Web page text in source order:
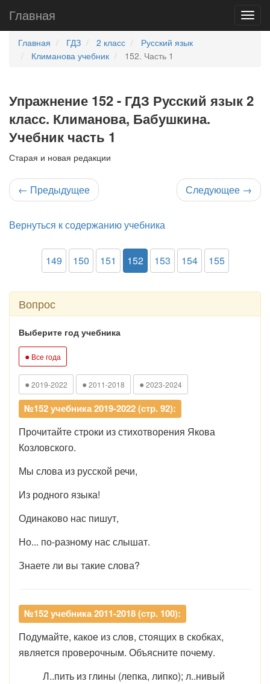
Главная
Главная ГДЗ 2 класс
Русский язык
Климанова учебник
152. Часть 1
Упражнение 152 - ГДЗ Русский язык 2
класс. Климанова, Бабушкина.
Учебник часть 1
Старая и новая редакции
← Предыдущее Следующее →
Вернуться к содержанию учебника
149 150 151 152 153 154 155
Вопрос
Выберите год учебника
● Все года
● 2019-2022 ● 2011-2018 ● 2023-2024
№152 учебника 2019-2022 (стр. 92):
Прочитайте строки из стихотворения Якова
Козловского.
Мы слова из русской речи,
Из родного языка!
Одинаково нас пишут,
Но... по-разному нас слышат.
Знаете ли вы такие слова?
№152 учебника 2011-2018 (стр. 100):
Подумайте, какое из слов, стоящих в скобках,
является проверочным. Объясните почему.
Л..пить из глины (лепка, липко); л..нивый